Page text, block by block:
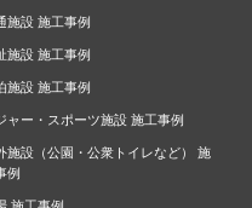
施設 施工事例
施設 施工事例
施設 施工事例
ャー・スポーツ施設 施工事例
施設（公園・公衆トイレなど） 施
例
施工事例